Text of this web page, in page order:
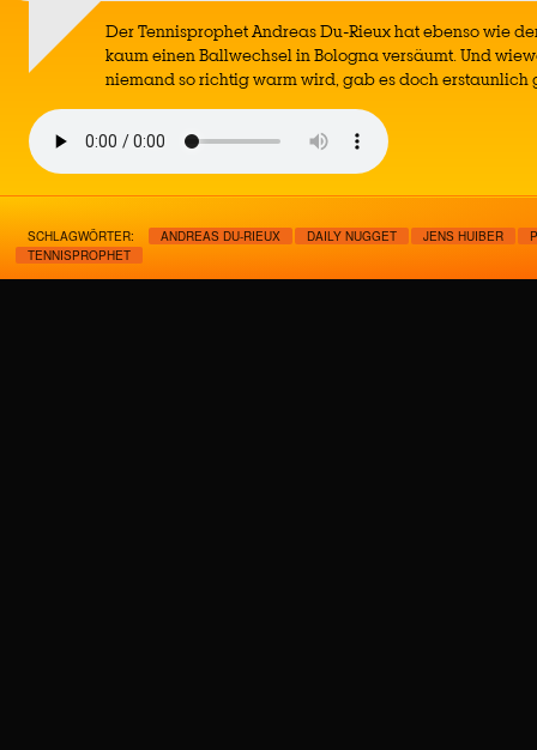
Der Tennisprophet Andreas Du-Rieux hat ebenso wie
kaum einen Ballwechsel in Bologna versäumt. Und
niemand so richtig warm wird, gab es doch erstaunlich
SCHLAGWÖRTER: ANDREAS DU-RIEUX DAILY NUGGET JENS HUIBER
TENNISPROPHET